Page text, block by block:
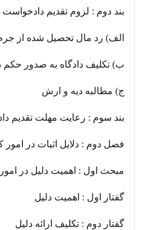
بند دوم : لزوم تقدیم دادخواست
الف) رد مال تحصیل شده از
ب) تکلیف دادگاه به صدور
ج) مطالبه دیه و ارش
بند سوم : رعایت مهلت تقدیم
فصل دوم : دلایل اثبات در امور
مبحث اول : اهمیت دلیل در امور
گفتار اول : اهمیت دلیل
گفتار دوم : تکلیف ارائه دلیل